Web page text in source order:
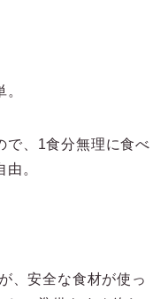
で、1食分無理に食べ
。
、安全な食材が使っ